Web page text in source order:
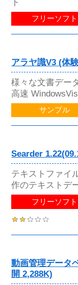
フリーソフト
アラヤ識V3 (体
様々な文書デー
高速
サンプル
Searder
テキストファイ
作のテキストデ
フリーソフト
動画管理データ
開 2,288K)